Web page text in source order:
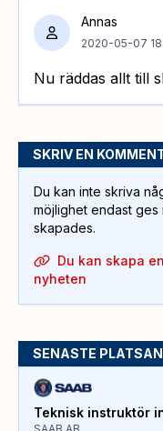
Annas
2020-05-07
Nu räddas allt till
SKRIV EN
Du kan inte skriva
möjlighet endast ges
skapades.
Du kan skapa
nyheten
SENASTE
Teknisk instruktör